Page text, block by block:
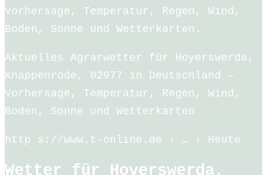
Vorhersage, Temperatur, Regen, Wind,
Boden, Sonne und Wetterkarten.
Aktuelles Agrarwetter für Hoyerswerda,
Knappenrode, 02977 in Deutschland –
Vorhersage, Temperatur, Regen, Wind,
Boden, Sonne und Wetterkarten
http s://www.t-online.de › … › Heute
Wetter für Hoyerswerda,